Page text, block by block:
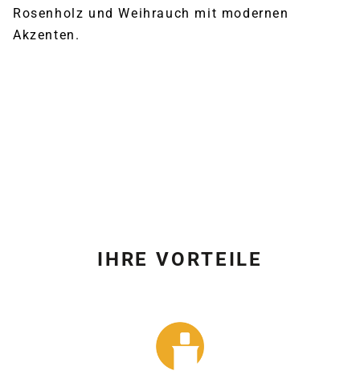
Rosenholz und Weihrauch mit modernen
Akzenten.
IHRE VORTEILE